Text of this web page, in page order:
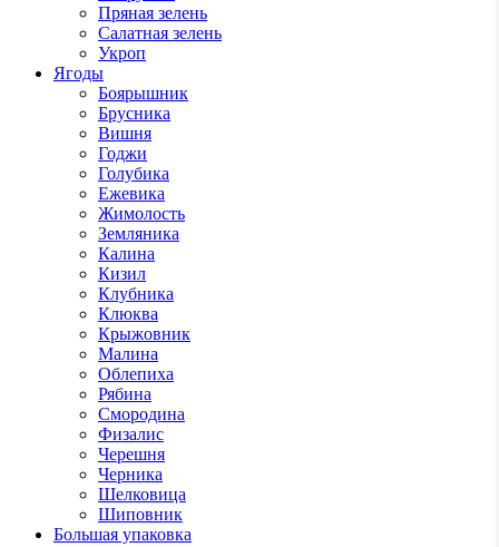
Пряная зелень
Салатная зелень
Укроп
Ягоды
Боярышник
Брусника
Вишня
Годжи
Голубика
Ежевика
Жимолость
Земляника
Калина
Кизил
Клубника
Клюква
Крыжовник
Малина
Облепиха
Рябина
Смородина
Физалис
Черешня
Черника
Шелковица
Шиповник
Большая упаковка